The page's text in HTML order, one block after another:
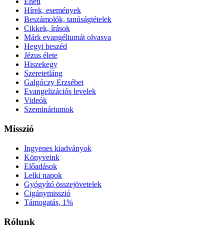
Hírek, események
Beszámolók, tanúságtételek
Cikkek, írások
Márk evangéliumát olvasva
Hegyi beszéd
Jézus élete
Hiszekegy
Szeretetláng
Galgóczy Erzsébet
Evangelizációs levelek
Videók
Szemináriumok
Misszió
Ingyenes kiadványok
Könyveink
Előadások
Lelki napok
Gyógyító összejövetelek
Cigánymisszió
Támogatás, 1%
Rólunk